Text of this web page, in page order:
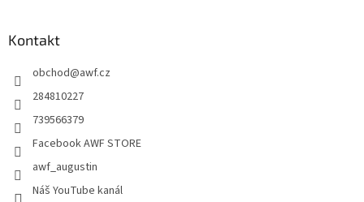
Kontakt
obchod@awf.cz
284810227
739566379
Facebook AWF STORE
awf_augustin
Náš YouTube kanál